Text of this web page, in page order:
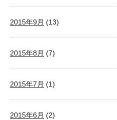
2015年9月 (13)
2015年8月 (7)
2015年7月 (1)
2015年6月 (2)